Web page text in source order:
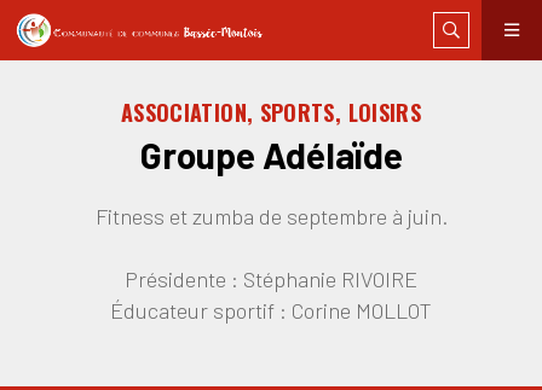
ASSOCIATION, SPORTS, LOISIRS
Groupe Adélaïde
Fitness et zumba de septembre à juin.
Présidente : Stéphanie RIVOIRE
Éducateur sportif : Corine MOLLOT